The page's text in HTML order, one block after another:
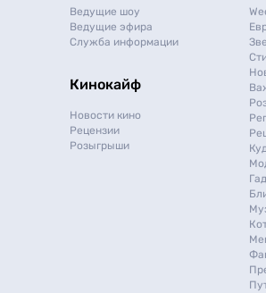
Ведущие шоу
Ведущие эфира
Служба информации
Кинокайф
Новости кино
Рецензии
Розыгрыши